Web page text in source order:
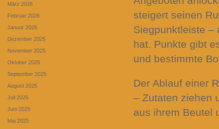
steigert seinen
Siegpunktleiste –
hat. Punkte gibt
und bestimmte
Der Ablauf einer
– Zutaten ziehen
aus ihrem Beutel
März 2026
Februar 2026
Januar 2026
Dezember 2025
November 2025
Oktober 2025
September 2025
August 2025
Juli 2025
Juni 2025
Mai 2025